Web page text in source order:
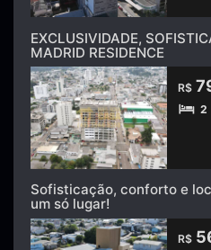
EXCLUSIVIDADE,
MADRID RESIDENCE
R$
2
Sofisticação, conforto e
um só lugar!
R$